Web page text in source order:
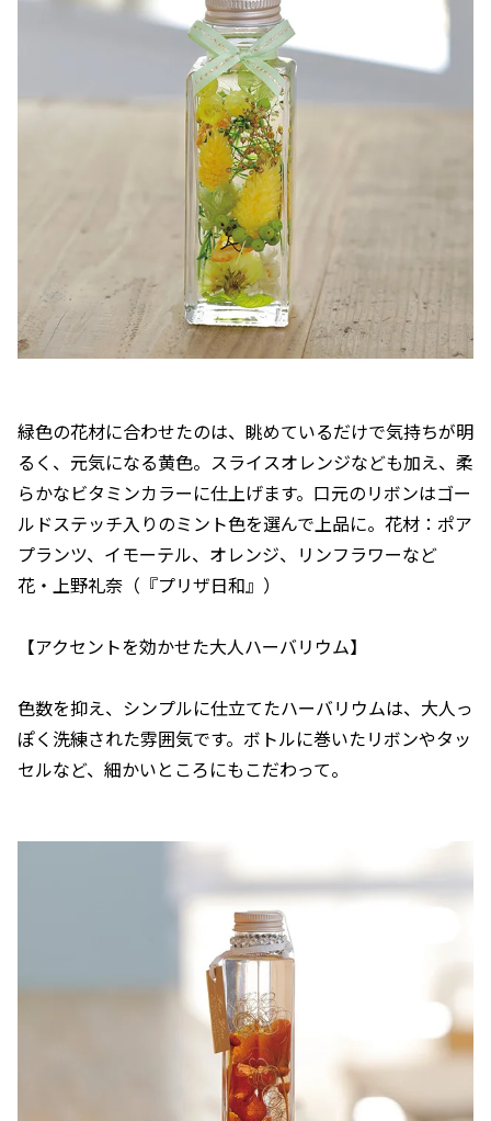
緑色の花材に合わせたのは、眺めているだけで気持ちが明
るく、元気になる黄色。スライスオレンジなども加え、柔
らかなビタミンカラーに仕上げます。口元のリボンはゴー
ルドステッチ入りのミント色を選んで上品に。花材：ポア
プランツ、イモーテル、オレンジ、リンフラワーなど
花・上野礼奈（『プリザ日和』）
【アクセントを効かせた大人ハーバリウム】
色数を抑え、シンプルに仕立てたハーバリウムは、大人っ
ぽく洗練された雰囲気です。ボトルに巻いたリボンやタッ
セルなど、細かいところにもこだわって。